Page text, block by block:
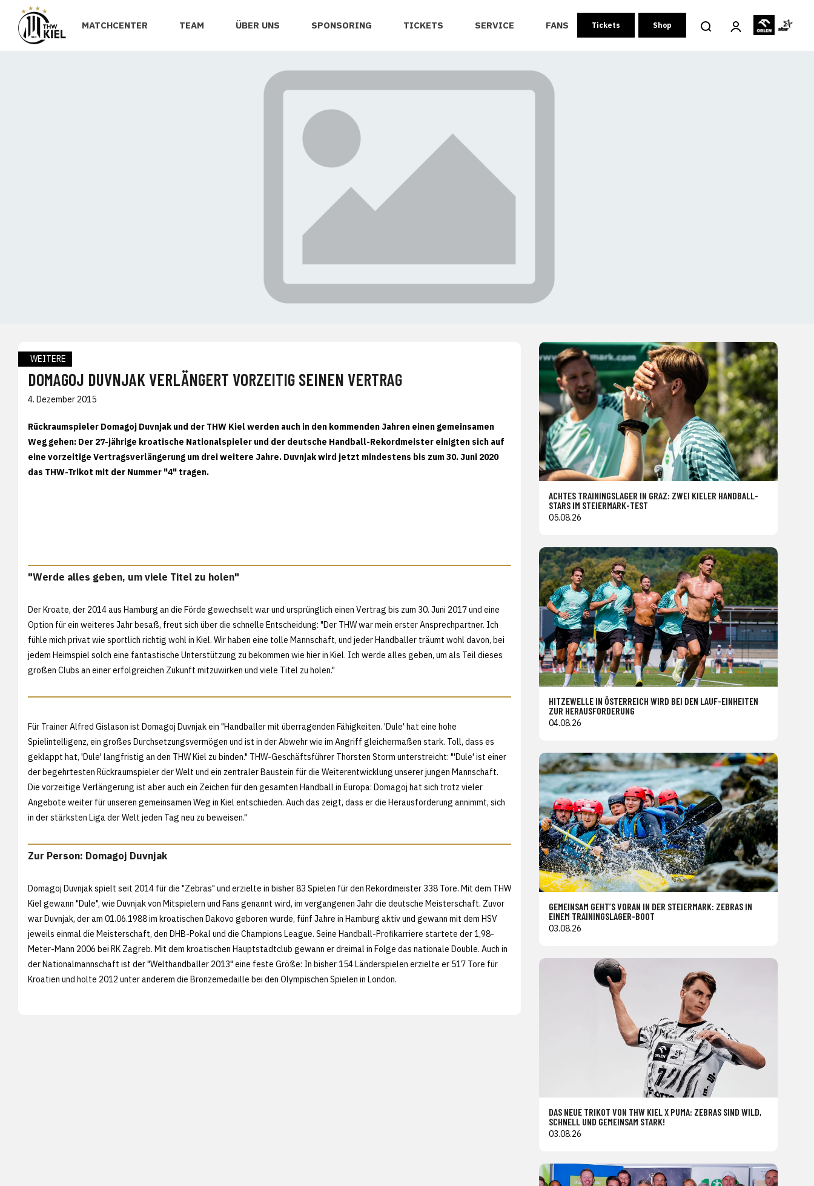
MATCHCENTER TEAM ÜBER UNS SPONSORING TICKETS SERVICE FANS Tickets Shop
WEITERE
DOMAGOJ DUVNJAK VERLÄNGERT VORZEITIG SEINEN VERTRAG
4. Dezember 2015
Rückraumspieler Domagoj Duvnjak und der THW Kiel werden auch in den kommenden Jahren einen gemeinsamen
Weg gehen: Der 27-jährige kroatische Nationalspieler und der deutsche Handball-Rekordmeister einigten sich auf
eine vorzeitige Vertragsverlängerung um drei weitere Jahre. Duvnjak wird jetzt mindestens bis zum 30. Juni 2020
das THW-Trikot mit der Nummer "4" tragen.
"Werde alles geben, um viele Titel zu holen"
Der Kroate, der 2014 aus Hamburg an die Förde gewechselt war und ursprünglich einen Vertrag bis zum 30. Juni 2017 und eine
Option für ein weiteres Jahr besaß, freut sich über die schnelle Entscheidung: "Der THW war mein erster Ansprechpartner. Ich
fühle mich privat wie sportlich richtig wohl in Kiel. Wir haben eine tolle Mannschaft, und jeder Handballer träumt wohl davon, bei
jedem Heimspiel solch eine fantastische Unterstützung zu bekommen wie hier in Kiel. Ich werde alles geben, um als Teil dieses
großen Clubs an einer erfolgreichen Zukunft mitzuwirken und viele Titel zu holen."
Für Trainer Alfred Gislason ist Domagoj Duvnjak ein "Handballer mit überragenden Fähigkeiten. 'Dule' hat eine hohe
Spielintelligenz, ein großes Durchsetzungsvermögen und ist in der Abwehr wie im Angriff gleichermaßen stark. Toll, dass es
geklappt hat, 'Dule' langfristig an den THW Kiel zu binden." THW-Geschäftsführer Thorsten Storm unterstreicht: "'Dule' ist einer
der begehrtesten Rückraumspieler der Welt und ein zentraler Baustein für die Weiterentwicklung unserer jungen Mannschaft.
Die vorzeitige Verlängerung ist aber auch ein Zeichen für den gesamten Handball in Europa: Domagoj hat sich trotz vieler
Angebote weiter für unseren gemeinsamen Weg in Kiel entschieden. Auch das zeigt, dass er die Herausforderung annimmt, sich
in der stärksten Liga der Welt jeden Tag neu zu beweisen."
Zur Person: Domagoj Duvnjak
Domagoj Duvnjak spielt seit 2014 für die "Zebras" und erzielte in bisher 83 Spielen für den Rekordmeister 338 Tore. Mit dem THW
Kiel gewann "Dule", wie Duvnjak von Mitspielern und Fans genannt wird, im vergangenen Jahr die deutsche Meisterschaft. Zuvor
war Duvnjak, der am 01.06.1988 im kroatischen Dakovo geboren wurde, fünf Jahre in Hamburg aktiv und gewann mit dem HSV
jeweils einmal die Meisterschaft, den DHB-Pokal und die Champions League. Seine Handball-Profikarriere startete der 1,98-
Meter-Mann 2006 bei RK Zagreb. Mit dem kroatischen Hauptstadtclub gewann er dreimal in Folge das nationale Double. Auch in
der Nationalmannschaft ist der "Welthandballer 2013" eine feste Größe: In bisher 154 Länderspielen erzielte er 517 Tore für
Kroatien und holte 2012 unter anderem die Bronzemedaille bei den Olympischen Spielen in London.
ACHTES TRAININGSLAGER IN GRAZ: ZWEI KIELER HANDBALL-
STARS IM STEIERMARK-TEST
05.08.26
HITZEWELLE IN ÖSTERREICH WIRD BEI DEN LAUF-EINHEITEN
ZUR HERAUSFORDERUNG
04.08.26
GEMEINSAM GEHT’S VORAN IN DER STEIERMARK: ZEBRAS IN
EINEM TRAININGSLAGER-BOOT
03.08.26
DAS NEUE TRIKOT VON THW KIEL X PUMA: ZEBRAS SIND WILD,
SCHNELL UND GEMEINSAM STARK!
03.08.26